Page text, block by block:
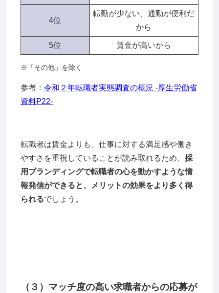
4位
転勤が少ない、通勤が便利だ
から
5位 賃金が高いから
※「その他」を除く
参考： 令和２年転職者実態調査の概況 -厚生労働省
資料P22-
転職者は賃金よりも、仕事に対する満足感や働き
やすさを重視していることが読み取れるため、 採
用ブランディングで転職者の心を動かすような情
報発信ができると、メリットの効果をより多く得
られるでしょう。
（３）マッチ度の高い求職者からの応募が